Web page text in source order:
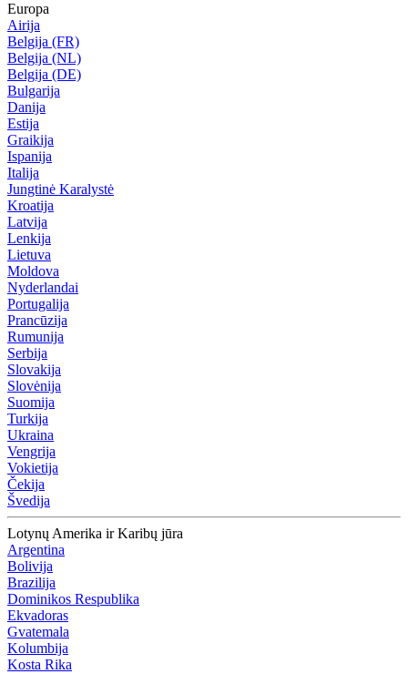
Europa
Airija
Belgija (FR)
Belgija (NL)
Belgija (DE)
Bulgarija
Danija
Estija
Graikija
Ispanija
Italija
Jungtinė Karalystė
Kroatija
Latvija
Lenkija
Lietuva
Moldova
Nyderlandai
Portugalija
Prancūzija
Rumunija
Serbija
Slovakija
Slovėnija
Suomija
Turkija
Ukraina
Vengrija
Vokietija
Čekija
Švedija
Lotynų Amerika ir Karibų jūra
Argentina
Bolivija
Brazilija
Dominikos Respublika
Ekvadoras
Gvatemala
Kolumbija
Kosta Rika